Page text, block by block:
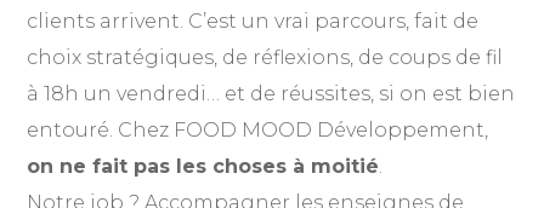
clients arrivent. C’est un vrai parcours, fait de
choix stratégiques, de réflexions, de coups de fil
à 18h un vendredi… et de réussites, si on est bien
entouré. Chez FOOD MOOD Développement,
on ne fait pas les choses à moitié.
Notre job ? Accompagner les enseignes de